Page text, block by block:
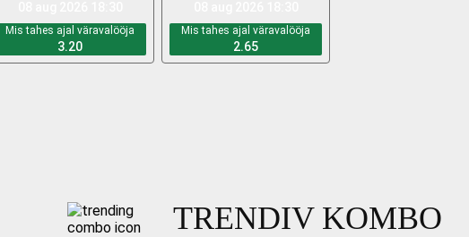
Mis tahes ajal väravalööja
3.20
Mis tahes ajal väravalööja
2.65
TRENDIV KOMBO